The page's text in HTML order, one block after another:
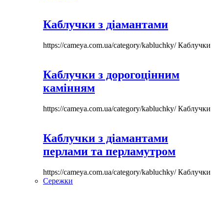
Каблучки з діамантами
https://cameya.com.ua/category/kabluchky/Каблучки
Каблучки з дорогоцінним
камінням
https://cameya.com.ua/category/kabluchky/Каблучки
Каблучки з діамантами
перлами та перламутром
https://cameya.com.ua/category/kabluchky/Каблучки
Сережки